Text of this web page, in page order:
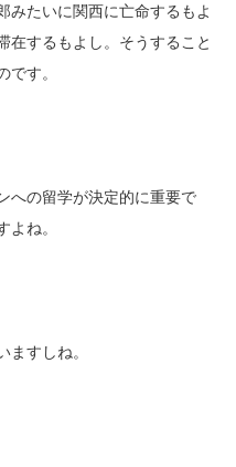
みたいに関西に亡命するもよ
在するもよし。そうすること
です。
への留学が決定的に重要で
よね。
すしね。